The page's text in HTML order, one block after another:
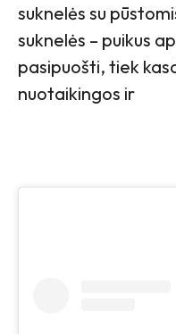
suknelės su
suknelės – puikus
pasipuošti, tiek
nuotaikingos ir